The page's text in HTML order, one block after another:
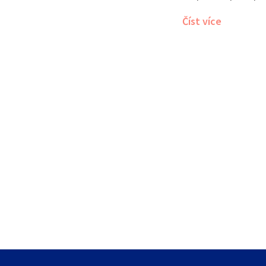
nejlepší je užít.
Číst více